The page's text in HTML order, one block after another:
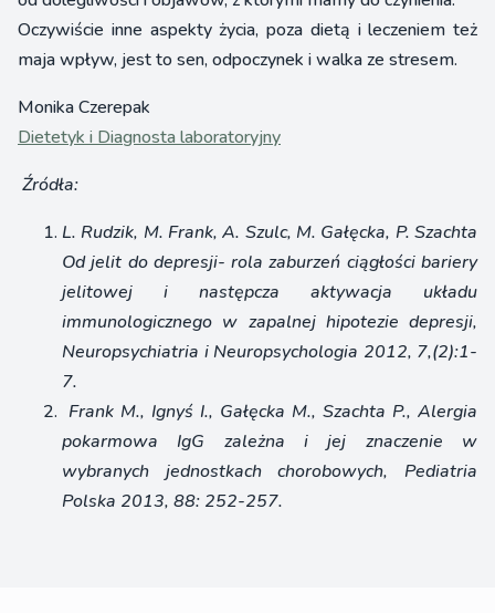
Oczywiście inne aspekty życia, poza dietą i leczeniem też
maja wpływ, jest to sen, odpoczynek i walka ze stresem.
Monika Czerepak
Dietetyk i Diagnosta laboratoryjny
Źródła:
L. Rudzik, M. Frank, A. Szulc, M. Gałęcka, P. Szachta
Od jelit do depresji- rola zaburzeń ciągłości bariery
jelitowej i następcza aktywacja układu
immunologicznego w zapalnej hipotezie depresji,
Neuropsychiatria i Neuropsychologia 2012, 7,(2):1-
7.
Frank M., Ignyś I., Gałęcka M., Szachta P., Alergia
pokarmowa IgG zależna i jej znaczenie w
wybranych jednostkach chorobowych, Pediatria
Polska 2013, 88: 252-257.